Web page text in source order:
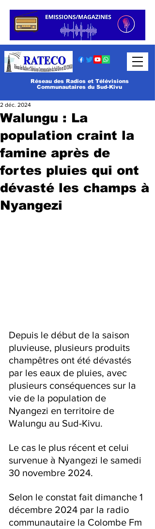
Réseau des Radios et Télévisions
Communautaires du Sud-Kivu
Walungu : La
population craint la
famine après de
fortes pluies qui ont
dévasté les champs à
Nyangezi
2 déc. 2024
Depuis le début de la saison
pluvieuse, plusieurs produits
champêtres ont été dévastés
par les eaux de pluies, avec
plusieurs conséquences sur la
vie de la population de
Nyangezi en territoire de
Walungu au Sud-Kivu.
Le cas le plus récent et celui
survenue à Nyangezi le samedi
30 novembre 2024.
Selon le constat fait dimanche 1
décembre 2024 par la radio
communautaire la Colombe Fm